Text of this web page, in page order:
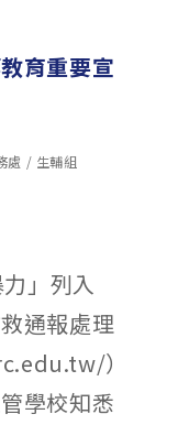
育重要宣
處 / 生輔組
」列入
通報處理
）
學校知悉